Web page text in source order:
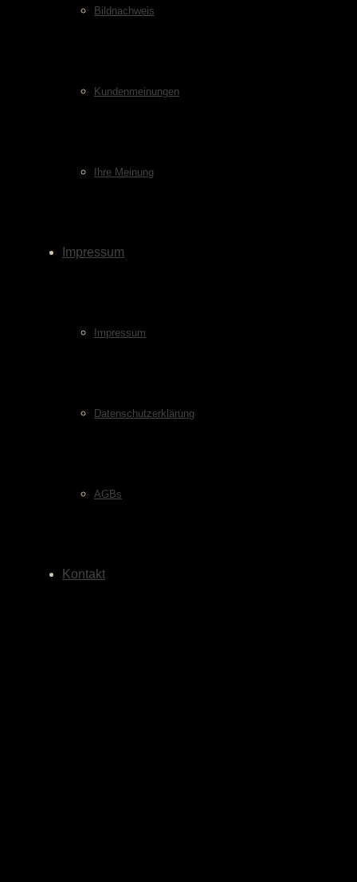
Bildnachweis
Kundenmeinungen
Ihre Meinung
Impressum
Impressum
Datenschutzerklärung
AGBs
Kontakt